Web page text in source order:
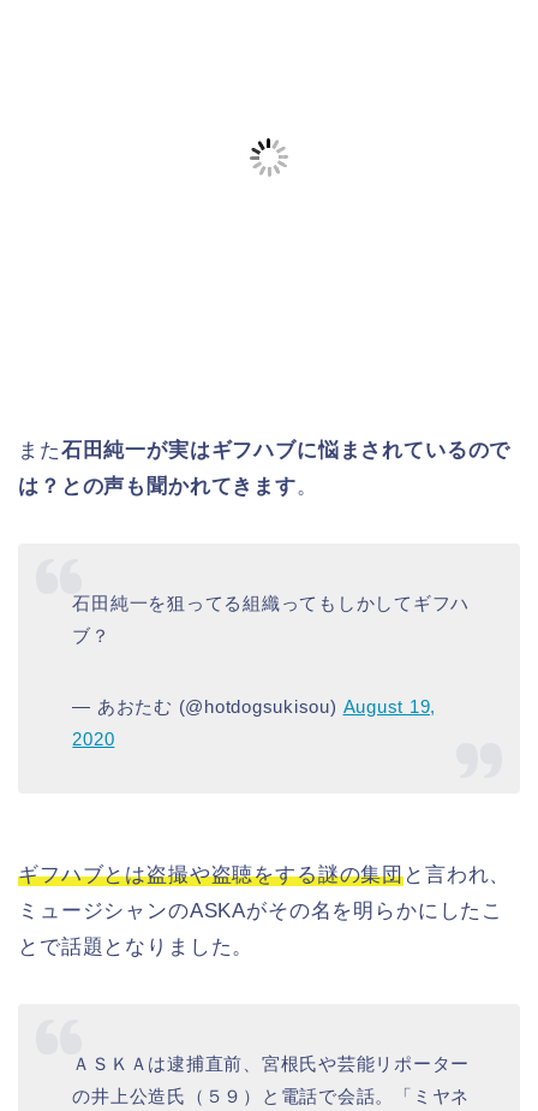
また石田純一が実はギフハブに悩まされているので
は？との声も聞かれてきます。
石田純一を狙ってる組織ってもしかしてギフハ
ブ？
— あおたむ (@hotdogsukisou) August 19,
2020
ギフハブとは盗撮や盗聴をする謎の集団と言われ、
ミュージシャンのASKAがその名を明らかにしたこ
とで話題となりました。
ＡＳＫＡは逮捕直前、宮根氏や芸能リポーター
の井上公造氏（５９）と電話で会話。「ミヤネ